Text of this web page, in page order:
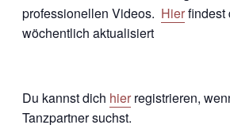
professionellen Videos. Hierfindest
wöchentlich aktualisiert
Du kannst dich hier registrieren,
Tanzpartner suchst.